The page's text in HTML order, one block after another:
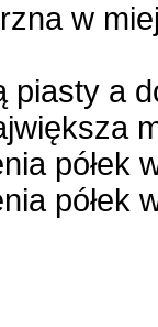
w
a
półek
półek